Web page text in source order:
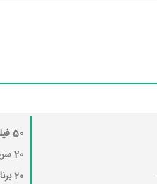
50 فیلم برتر منظوم
20 سریال برتر منظوم
20 برنامه برتر منظوم